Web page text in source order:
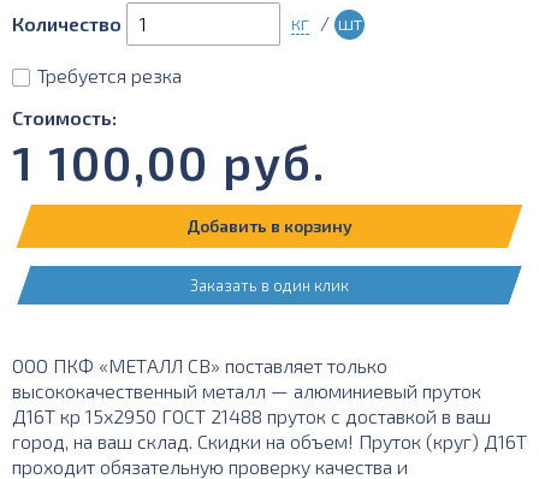
Количество кг / шт
Требуется резка
Стоимость:
1 100,00 руб.
Добавить в корзину
Заказать в один клик
ООО ПКФ «МЕТАЛЛ СВ» поставляет только
высококачественный металл — алюминиевый пруток
Д16Т кр 15х2950 ГОСТ 21488 пруток с доставкой в ваш
город, на ваш склад. Скидки на объем! Пруток (круг) Д16Т
проходит обязательную проверку качества и